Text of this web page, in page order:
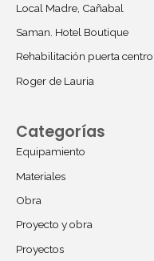
Local Madre, Cañabal
Saman. Hotel Boutique
Rehabilitación puerta
Roger de Lauria
Categorías
Equipamiento
Materiales
Obra
Proyecto y obra
Proyectos